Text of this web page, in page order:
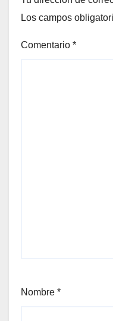
Los campos
Comentario *
Nombre *